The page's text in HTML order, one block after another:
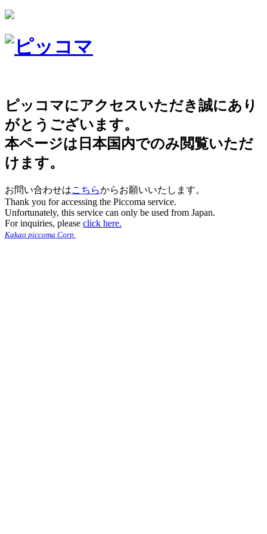
ピッコマにアクセスいただき誠にあり
がとうございます。
本ページは日本国内でのみ閲覧いただ
けます。
お問い合わせはこちらからお願いいたします。
Thank you for accessing the Piccoma service.
Unfortunately, this service can only be used from Japan.
For inquiries, please click here.
Kakao piccoma Corp.